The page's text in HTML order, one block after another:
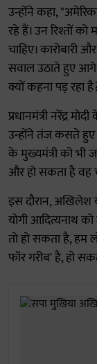
उन्होंने कहा,
रहे हैं। उन रिश्तों
चाहिए। कारोबारी
सवाल उठाते हुए
क्यों कहना पड़ रहा
प्रधानमंत्री नरेंद्र
उन्होंने तंज कसते हुए
के मुख्यमंत्री को
और हो सकता है वह
इस दौरान, अखिलेश
योगी आदित्यनाथ
तो हो सकता है, हम
फॉर गरीब' है, हो